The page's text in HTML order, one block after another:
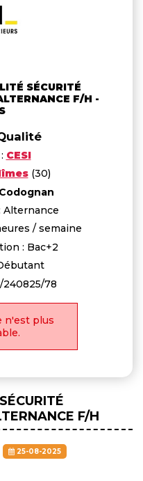
SÉCURITÉ
F/H -
CESI
(30)
Codognan
Alternance
/ semaine
: Bac+2
240825/78
n'est plus
F/H
25-08-2025